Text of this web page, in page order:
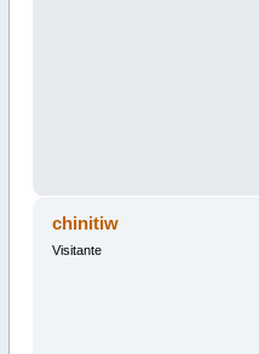
chinitiw
Visitante